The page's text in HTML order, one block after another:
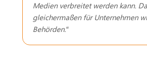
Medien verbreitet werden kann.
gleichermaßen für Unternehmen
Behörden.“